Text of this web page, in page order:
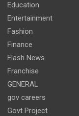
Education
Entertainment
Fashion
Finance
Flash News
Franchise
GENERAL
gov careers
Govt Project